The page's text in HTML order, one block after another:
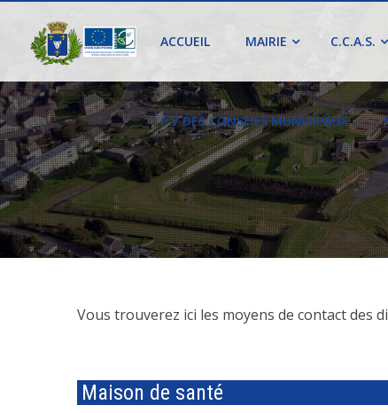
ACCUEIL MAIRIE C.C.A.S.
P.V DES CONSEILS MUNICIPAUX
Vous trouverez ici les moyens de
Maison de santé